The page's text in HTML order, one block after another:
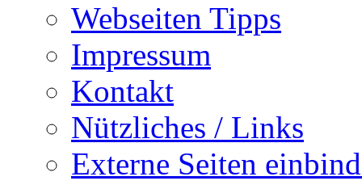
Webseiten Tipps
Impressum
Kontakt
Nützliches / Links
Externe Seiten